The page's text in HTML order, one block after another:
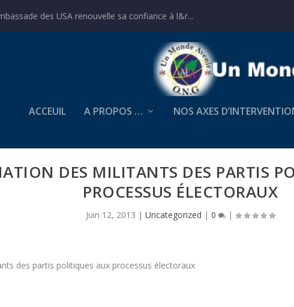
des USA renouvelle sa confiance à l&r...
ACCEUIL A PROPOS … NOS AXES
DES MILITANTS DES PARTIS
PROCESSUS ÉLECTORAUX
Juin 12, 2013 |Uncategorized |0 |